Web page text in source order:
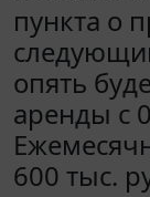
пункта о
опять
аренды с
600 тыс.